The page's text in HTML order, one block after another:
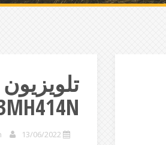
13/06/2022